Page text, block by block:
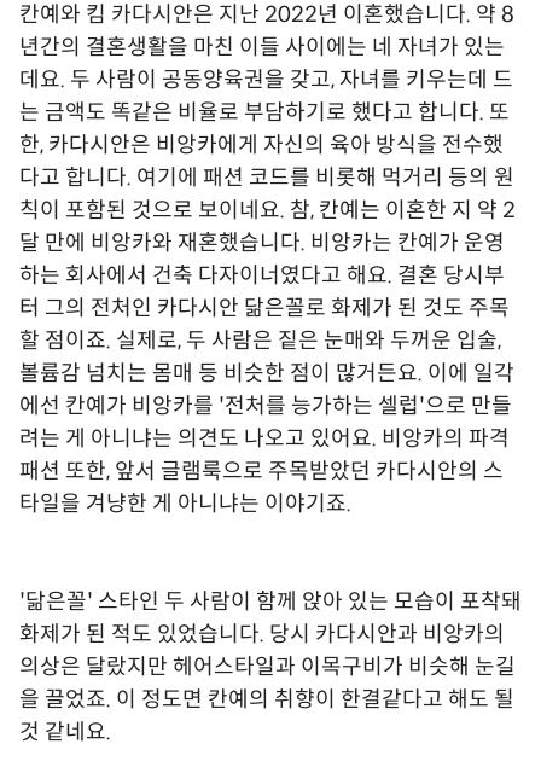
칸예와 킴 카다시안은 지난 2022년 이혼했습니다. 약 8
년간의 결혼생활을 마친 이들 사이에는 네 자녀가 있는
데요. 두 사람이 공동양육권을 갖고, 자녀를 키우는데 드
는 금액도 똑같은 비율로 부담하기로 했다고 합니다. 또
한, 카다시안은 비앙카에게 자신의 육아 방식을 전수했
다고 합니다. 여기에 패션 코드를 비롯해 먹거리 등의 원
칙이 포함된 것으로 보이네요. 참, 칸예는 이혼한 지 약 2
달 만에 비앙카와 재혼했습니다. 비앙카는 칸예가 운영
하는 회사에서 건축 다자이너였다고 해요. 결혼 당시부
터 그의 전처인 카다시안 닮은꼴로 화제가 된 것도 주목
할 점이죠. 실제로, 두 사람은 짙은 눈매와 두꺼운 입술,
볼륨감 넘치는 몸매 등 비슷한 점이 많거든요. 이에 일각
에선 칸예가 비앙카를 '전처를 능가하는 셀럽'으로 만들
려는 게 아니냐는 의견도 나오고 있어요. 비앙카의 파격
패션 또한, 앞서 글램룩으로 주목받았던 카다시안의 스
타일을 겨냥한 게 아니냐는 이야기죠.
'닮은꼴' 스타인 두 사람이 함께 앉아 있는 모습이 포착돼
화제가 된 적도 있었습니다. 당시 카다시안과 비앙카의
의상은 달랐지만 헤어스타일과 이목구비가 비슷해 눈길
을 끌었죠. 이 정도면 칸예의 취향이 한결같다고 해도 될
것 같네요.